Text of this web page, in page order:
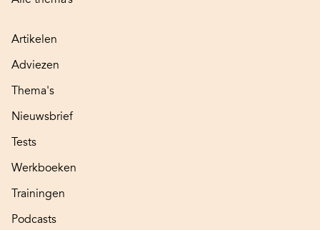
Artikelen
Adviezen
Thema's
Nieuwsbrief
Tests
Werkboeken
Trainingen
Podcasts